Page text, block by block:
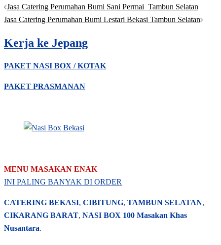
Post
navigation
Jasa Catering Perumahan Bumi Sani Permai Tambun Selatan
Jasa Catering Perumahan Bumi Lestari Bekasi Tambun Selatan
Kerja ke Jepang
PAKET NASI BOX / KOTAK
PAKET PRASMANAN
MENU MASAKAN ENAK
INI PALING BANYAK DI ORDER
CATERING BEKASI, CIBITUNG, TAMBUN SELATAN,
CIKARANG BARAT, NASI BOX 100 Masakan Khas
Nusantara.